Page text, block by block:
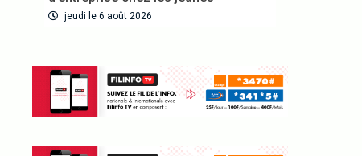
jeudi le 6 août 2026